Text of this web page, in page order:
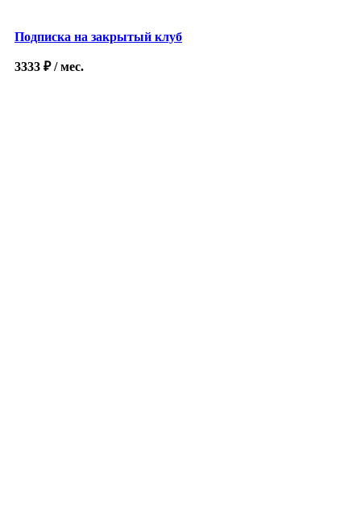
Подписка на закрытый клуб
3333 ₽ / мес.